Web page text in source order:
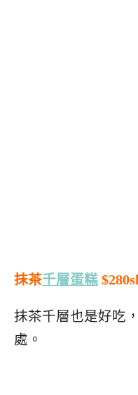
抹茶千層蛋糕
抹茶千層也是好吃
處。